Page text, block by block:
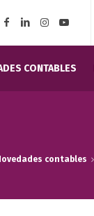
CONTABLES
contables